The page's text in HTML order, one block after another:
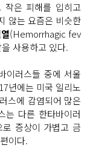
작은 피해를 입히고
않는 요즘은 비슷한
(Hemorrhagic fev
사용하고 있다.
이러스들 중에 서울
년에는 미국 일리노
스에 감염되어 많은
는 다른 한타바이러
증상이 가볍고 금
이다.